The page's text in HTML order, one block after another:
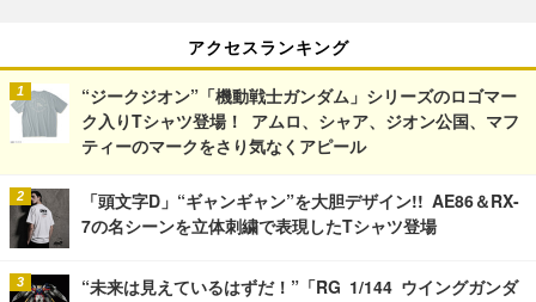
アクセスランキング
“ジークジオン”「機動戦士ガンダム」シリーズのロゴマー
ク入りTシャツ登場！ アムロ、シャア、ジオン公国、マフ
ティーのマークをさり気なくアピール
「頭文字D」“ギャンギャン”を大胆デザイン!! AE86＆RX-
7の名シーンを立体刺繍で表現したTシャツ登場
“未来は見えているはずだ！”「RG 1/144 ウイングガンダ